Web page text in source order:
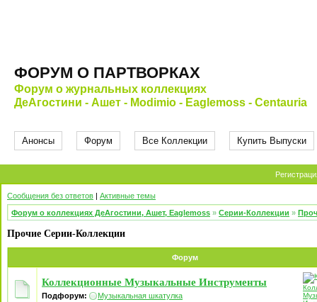
ФОРУМ О ПАРТВОРКАХ
Форум о журнальных коллекциях
ДеАгостини - Ашет - Modimio - Eaglemoss - Centauria
Анонсы Форум Все Коллекции Купить Выпуски
Сообщения без ответов | Активные темы
Форум о коллекциях ДеАгостини, Ашет, Eaglemoss » Серии-Коллекции »
Прочие Серии-Коллекции
Форум
Коллекционные Музыкальные Инструменты
Подфорум: Музыкальная шкатулка